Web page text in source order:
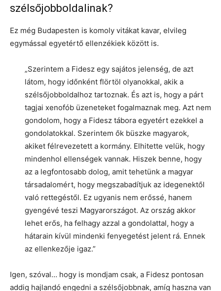
szélsőjobboldalinak?
Ez még Budapesten is komoly vitákat kavar, elvileg
egymással egyetértő ellenzékiek között is.
„Szerintem a Fidesz egy sajátos jelenség, de azt
látom, hogy időnként flörtöl olyanokkal, akik a
szélsőjobboldalhoz tartoznak. És azt is, hogy a párt
tagjai xenofób üzeneteket fogalmaznak meg. Azt nem
gondolom, hogy a Fidesz tábora egyetért ezekkel a
gondolatokkal. Szerintem ők büszke magyarok,
akiket félrevezetett a kormány. Elhitette velük, hogy
mindenhol ellenségek vannak. Hiszek benne, hogy
az a legfontosabb dolog, amit tehetünk a magyar
társadalomért, hogy megszabadítjuk az idegenektől
való rettegéstől. Ez ugyanis nem erőssé, hanem
gyengévé teszi Magyarországot. Az ország akkor
lehet erős, ha felhagy azzal a gondolattal, hogy a
hátarain kívül mindenki fenyegetést jelent rá. Ennek
az ellenkezője igaz.”
Igen, szóval… hogy is mondjam csak, a Fidesz pontosan
addig hajlandó engedni a szélsőjobbnak, amíg haszna van